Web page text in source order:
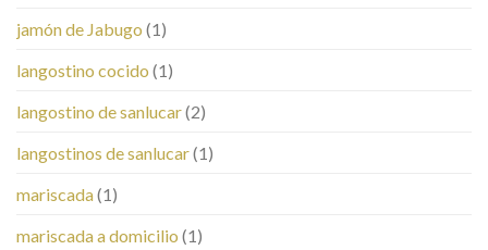
jamón de Jabugo (1)
langostino cocido (1)
langostino de sanlucar(2)
langostinos de sanlucar(1)
mariscada(1)
mariscada a domicilio (1)